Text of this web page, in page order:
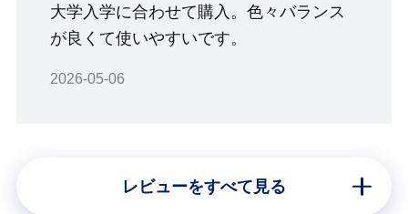
大学入学に合わせて購入。色々バランス
が良くて使いやすいです。
2026-05-06
レビューをすべて見る